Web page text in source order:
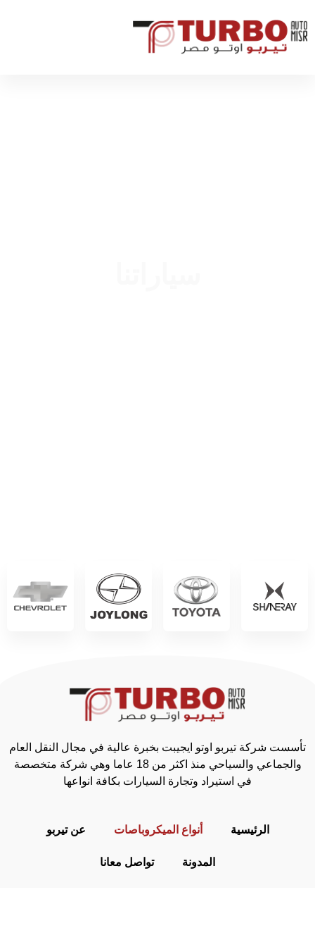
تأسست شركة تيربو اوتو ايجيبت بخبرة عالية في مجال النقل العام
والجماعي والسياحي منذ اكثر من 18 عاما وهي شركة متخصصة
في استيراد وتجارة السيارات بكافة انواعها
الرئيسية أنواع الميكروباصات عن تيربو
المدونة تواصل معانا